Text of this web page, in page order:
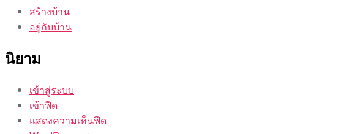
สร้างบ้าน
อยู่กับบ้าน
นิยาม
เข้าสู่ระบบ
เข้าฟีด
แสดงความเห็นฟีด